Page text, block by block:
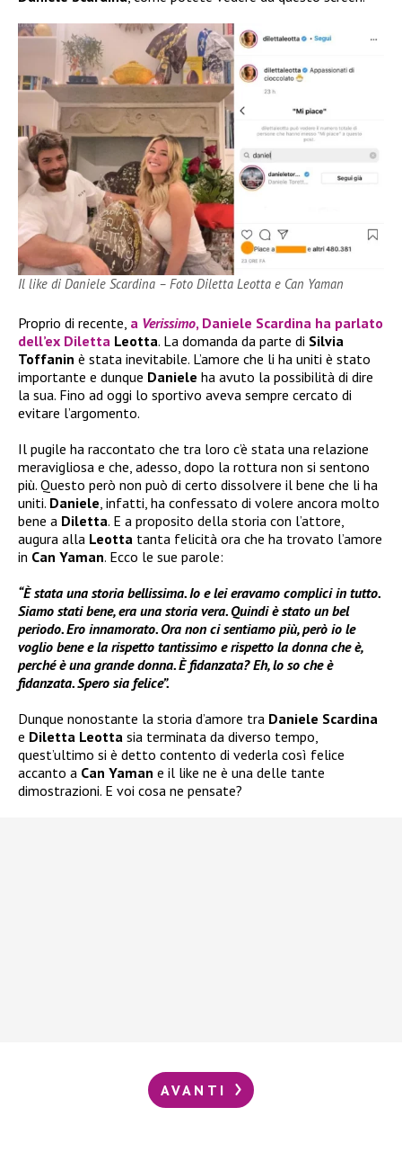
Il like di Daniele Scardina – Foto Diletta Leotta e Can Yaman
Proprio di recente, a Verissimo, Daniele Scardina ha parlato
dell’ex Diletta Leotta. La domanda da parte di Silvia
Toffanin è stata inevitabile. L’amore che li ha uniti è stato
importante e dunque Daniele ha avuto la possibilità di dire
la sua. Fino ad oggi lo sportivo aveva sempre cercato di
evitare l’argomento.
Il pugile ha raccontato che tra loro c’è stata una relazione
meravigliosa e che, adesso, dopo la rottura non si sentono
più. Questo però non può di certo dissolvere il bene che li ha
uniti. Daniele, infatti, ha confessato di volere ancora molto
bene a Diletta. E a proposito della storia con l’attore,
augura alla Leotta tanta felicità ora che ha trovato l’amore
in Can Yaman. Ecco le sue parole:
“È stata una storia bellissima. Io e lei eravamo complici in tutto.
Siamo stati bene, era una storia vera. Quindi è stato un bel
periodo. Ero innamorato. Ora non ci sentiamo più, però io le
voglio bene e la rispetto tantissimo e rispetto la donna che è,
perché è una grande donna. È fidanzata? Eh, lo so che è
fidanzata. Spero sia felice”.
Dunque nonostante la storia d’amore tra Daniele Scardina
e Diletta Leotta sia terminata da diverso tempo,
quest’ultimo si è detto contento di vederla così felice
accanto a Can Yaman e il like ne è una delle tante
dimostrazioni. E voi cosa ne pensate?
AVANTI